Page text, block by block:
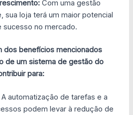
Com uma gestão
sua loja terá um maior potencial
no mercado.
dos benefícios mencionados
de um sistema de gestão do
para:
A automatização de tarefas e a
podem levar à redução de